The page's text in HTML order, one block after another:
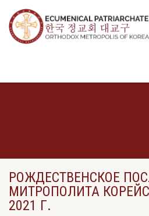
РОЖДЕСТВЕНСКОЕ
МИТРОПОЛИТА
2021 Г.